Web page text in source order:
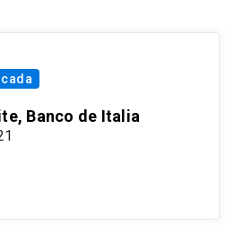
Banco de Italia